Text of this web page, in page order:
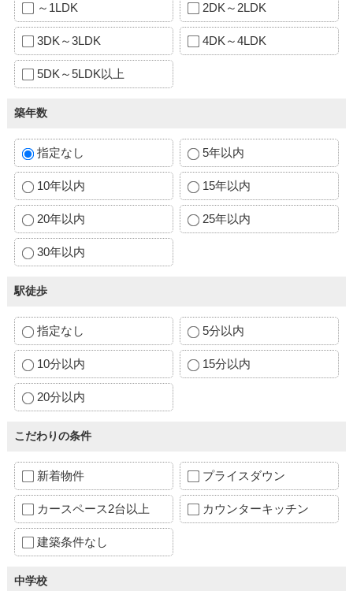
～1LDK 2DK～2LDK
3DK～3LDK 4DK～4LDK
5DK～5LDK以上
築年数
指定なし 5年以内
10年以内 15年以内
20年以内 25年以内
30年以内
駅徒歩
指定なし 5分以内
10分以内 15分以内
20分以内
こだわりの条件
新着物件 プライスダウン
カースペース2台以上 カウンターキッチン
建築条件なし
中学校